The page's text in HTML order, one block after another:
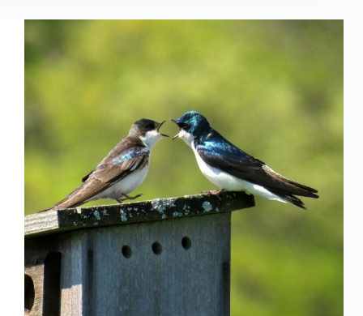
maart